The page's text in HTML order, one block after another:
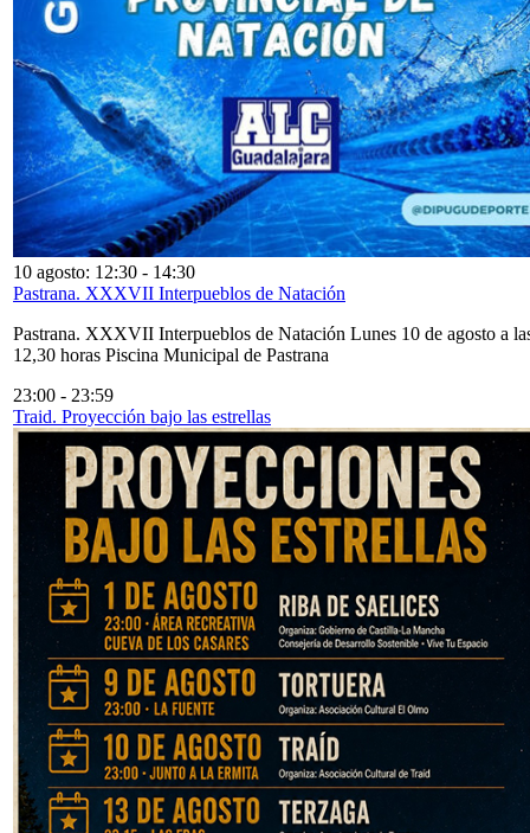
10 agosto: 12:30 - 14:30
Pastrana. XXXVII Interpueblos de Natación
Pastrana. XXXVII Interpueblos de Natación Lunes 10 de agosto a
12,30 horas Piscina Municipal de Pastrana
23:00 - 23:59
Traid. Proyección bajo las estrellas